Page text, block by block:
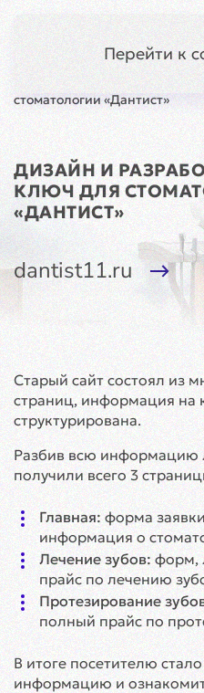
Перейти к
стоматологии «Дантист»
ДИЗАЙН И
КЛЮЧ ДЛЯ
«ДАНТИСТ»
dantist11.ru
Старый сайт состоял из
страниц, информация на
структурирована.
Разбив всю информацию
получили всего 3
Главная: форма
информация о
Лечение зубов: форм,
прайс по лечению
Протезирование
полный прайс по
В итоге посетителю
информацию и